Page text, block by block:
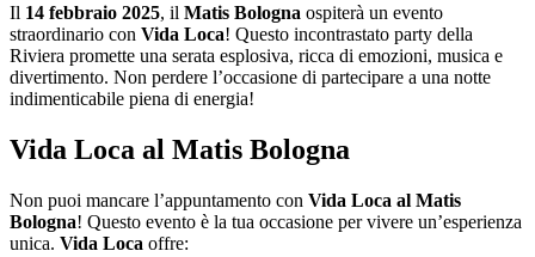
Il 14 febbraio 2025, il Matis Bologna ospiterà un evento
straordinario con Vida Loca! Questo incontrastato party della
Riviera promette una serata esplosiva, ricca di emozioni, musica e
divertimento. Non perdere l’occasione di partecipare a una notte
indimenticabile piena di energia!
Vida Loca al Matis Bologna
Non puoi mancare l’appuntamento con Vida Loca al Matis
Bologna! Questo evento è la tua occasione per vivere un’esperienza
unica. Vida Loca offre: